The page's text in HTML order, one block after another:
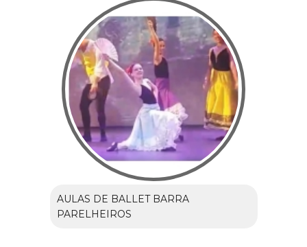
AULAS DE BALLET BARRA
PARELHEIROS